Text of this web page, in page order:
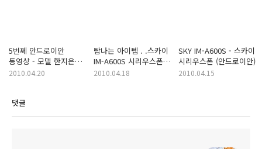
5번쩨 안드로이안
동영상 - 모델 한지은
이미지 모음
2010.04.20
탐나는 아이템 . .스카이
IM-A600S 시리우스폰
(안드로이안)
2010.04.18
SKY IM-A600S - 스카이
시리우스폰 (안드로이안)
2010.04.15
댓글